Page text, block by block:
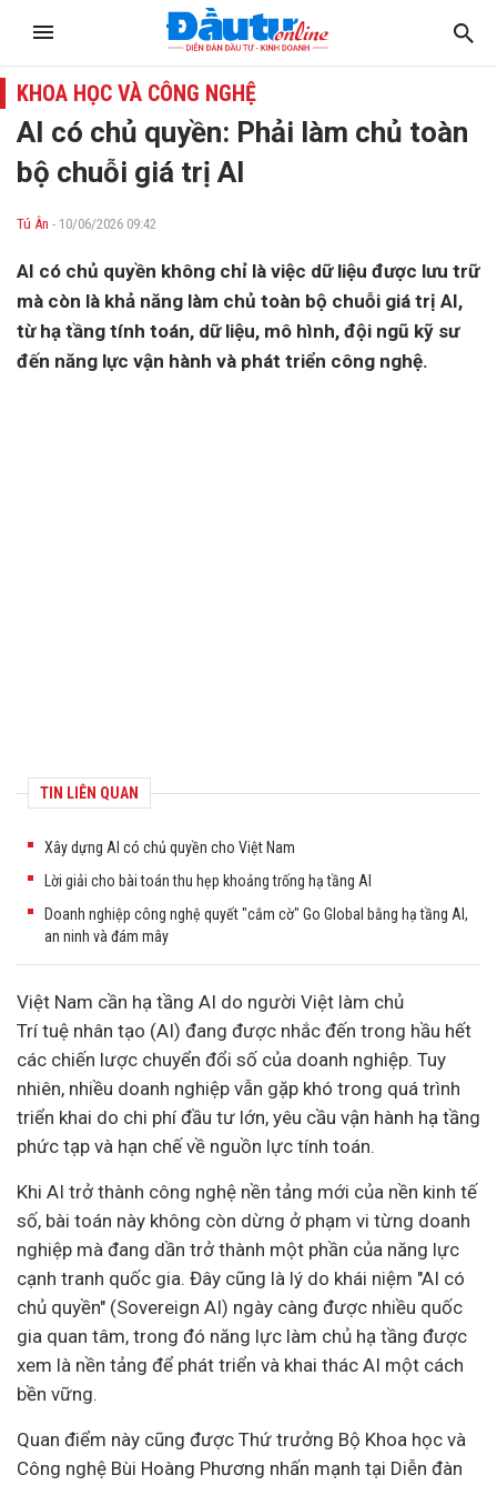
KHOA HỌC VÀ CÔNG NGHỆ
AI có chủ quyền: Phải làm chủ toàn
bộ chuỗi giá trị AI
Tú Ân - 10/06/2026 09:42
AI có chủ quyền không chỉ là việc dữ liệu được lưu trữ
mà còn là khả năng làm chủ toàn bộ chuỗi giá trị AI,
từ hạ tầng tính toán, dữ liệu, mô hình, đội ngũ kỹ sư
đến năng lực vận hành và phát triển công nghệ.
TIN LIÊN QUAN
Xây dựng AI có chủ quyền cho Việt Nam
Lời giải cho bài toán thu hẹp khoảng trống hạ tầng AI
Doanh nghiệp công nghệ quyết "cắm cờ" Go Global bằng hạ tầng AI,
an ninh và đám mây
Việt Nam cần hạ tầng AI do người Việt làm chủ
Trí tuệ nhân tạo (AI) đang được nhắc đến trong hầu hết
các chiến lược chuyển đổi số của doanh nghiệp. Tuy
nhiên, nhiều doanh nghiệp vẫn gặp khó trong quá trình
triển khai do chi phí đầu tư lớn, yêu cầu vận hành hạ tầng
phức tạp và hạn chế về nguồn lực tính toán.
Khi AI trở thành công nghệ nền tảng mới của nền kinh tế
số, bài toán này không còn dừng ở phạm vi từng doanh
nghiệp mà đang dần trở thành một phần của năng lực
cạnh tranh quốc gia. Đây cũng là lý do khái niệm "AI có
chủ quyền" (Sovereign AI) ngày càng được nhiều quốc
gia quan tâm, trong đó năng lực làm chủ hạ tầng được
xem là nền tảng để phát triển và khai thác AI một cách
bền vững.
Quan điểm này cũng được Thứ trưởng Bộ Khoa học và
Công nghệ Bùi Hoàng Phương nhấn mạnh tại Diễn đàn